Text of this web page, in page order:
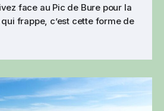
face au Pic de Bure pour la
frappe, c’est cette forme de